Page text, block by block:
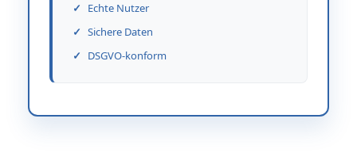
Echte Nutzer
Sichere Daten
DSGVO-konform